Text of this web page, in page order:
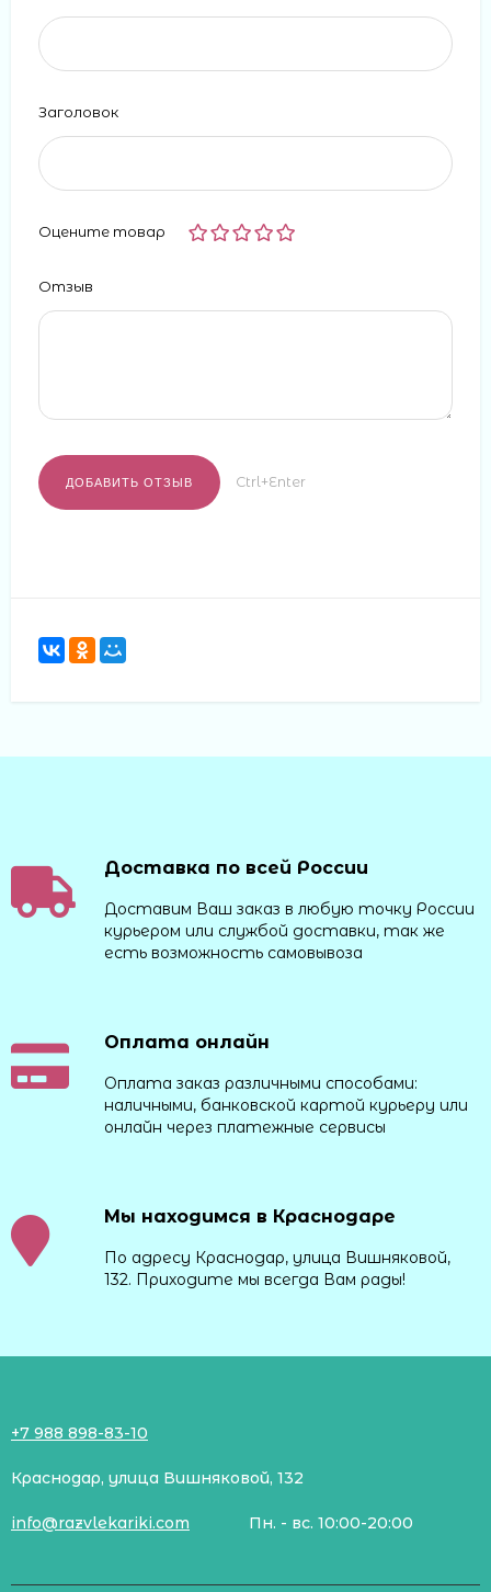
Заголовок
Оцените товар
Отзыв
Ctrl+Enter
Доставка по всей России
Доставим Ваш заказ в любую точку России
курьером или службой доставки, так же
есть возможность самовывоза
Оплата онлайн
Оплата заказ различными способами:
наличными, банковской картой курьеру или
онлайн через платежные сервисы
Мы находимся в Краснодаре
По адресу Краснодар, улица Вишняковой,
132. Приходите мы всегда Вам рады!
+7 988 898-83-10
Краснодар, улица Вишняковой, 132
info@razvlekariki.com Пн. - вс. 10:00-20:00